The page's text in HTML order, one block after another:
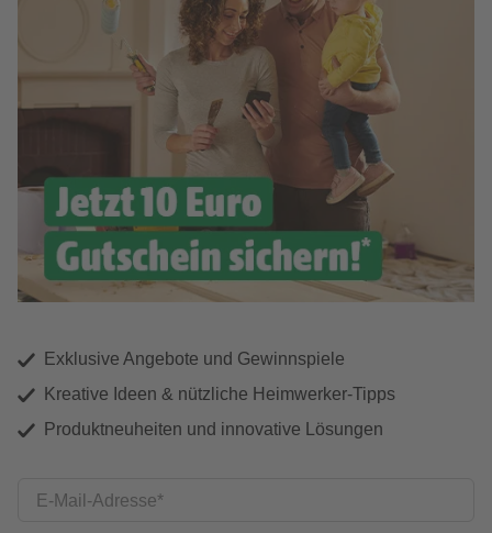
Exklusive Angebote und Gewinnspiele
Kreative Ideen & nützliche Heimwerker-Tipps
Produktneuheiten und innovative Lösungen
E-Mail-Adresse